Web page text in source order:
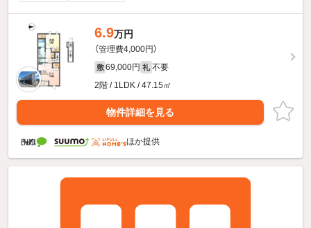
6.9万円
（管理費4,000円）
敷 69,000円 礼 不要
2階 / 1LDK / 47.15㎡
物件詳細を見る
ほか提供